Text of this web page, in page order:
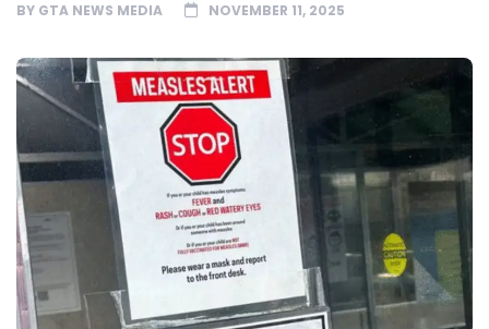
BY GTA NEWS MEDIA NOVEMBER 11, 2025